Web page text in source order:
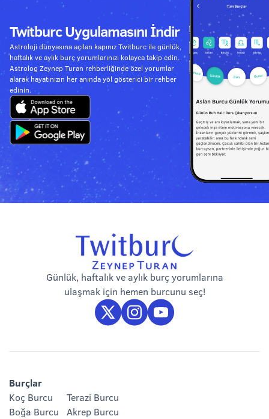
Twitburc Uygulamasını İndir
Astroloji dünyasına açılan kapınız Twitburc ile günlük,
haftalık ve aylık burç yorumlarınızı kolayca takip edin.
Astrolog Zeynep Turan rehberliğinde özel yorumlar
alarak hayatınızın her anında yol gösterici bir rehber
edinin.
Günlük, haftalık ve aylık burç yorumlarına
ulaşmak için hemen burcunu seç!
Burçlar
Koç Burcu
Boğa Burcu
Terazi Burcu
Akrep Burcu